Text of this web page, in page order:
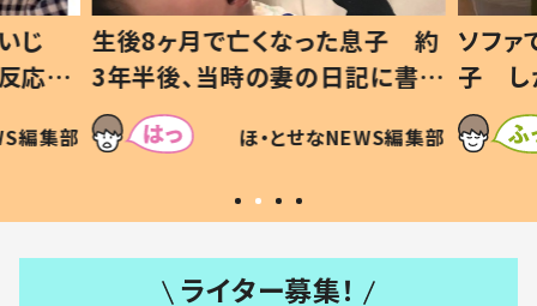
約
書い
編集部
ソファでおにぎりを食べる1歳息
子 しかしよく見ると…母「！？」
すべてを察した母の投稿に「可愛
いから許す！」「現行犯〜」
ほ・とせなNEWS編集部
小1か
ッド
作り
#令和
SNSで
ライター募集！